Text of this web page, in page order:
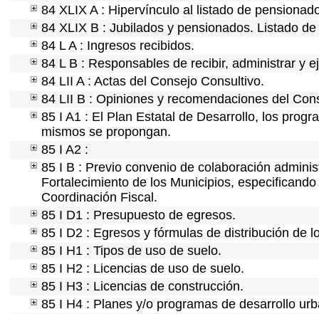
84 XLIX A : Hipervínculo al listado de
84 XLIX B : Jubilados y pensionados. Listado
84 L A : Ingresos recibidos.
84 L B : Responsables de recibir, administrar y
84 LII A : Actas del Consejo Consultivo.
84 LII B : Opiniones y recomendaciones del
85 I A1 : El Plan Estatal de Desarrollo, los
mismos se propongan.
85 I A2 :
85 I B : Previo convenio de colaboración
Fortalecimiento de los Municipios,
Coordinación Fiscal.
85 I D1 : Presupuesto de egresos.
85 I D2 : Egresos y fórmulas de distribución de
85 I H1 : Tipos de uso de suelo.
85 I H2 : Licencias de uso de suelo.
85 I H3 : Licencias de construcción.
85 I H4 : Planes y/o programas de desarrollo